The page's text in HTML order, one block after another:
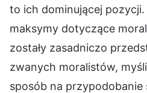
to ich dominującej
maksymy dotyczące
zostały zasadniczo
zwanych moralistów,
sposób na przypodobanie